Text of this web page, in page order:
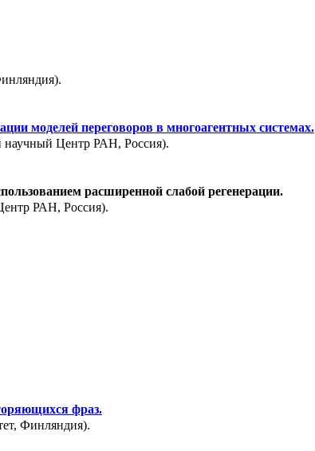
моделей переговоров в многоагентных системах.
Центр РАН, Россия).
расширенной слабой регенерации.
РАН, Россия).
фраз.
Финляндия).